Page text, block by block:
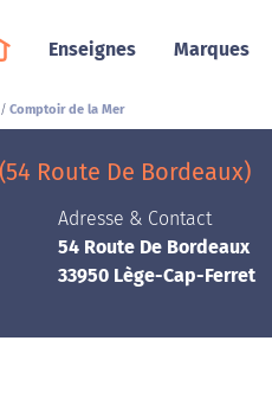
Enseignes Marques
Comptoir de la Mer
Route De Bordeaux)
Adresse & Contact
54 Route De Bordeaux
33950 Lège-Cap-Ferret